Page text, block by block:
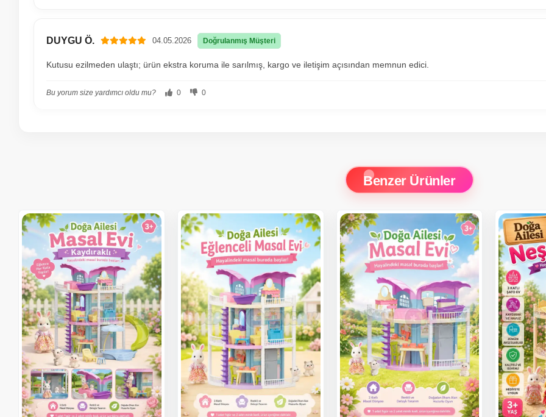
DUYGU Ö. 04.05.2026 Doğrulanmış Müşteri
Kutusu ezilmeden ulaştı; ürün ekstra koruma ile sarılmış, kargo ve iletişim açısından memnun edici.
Bu yorum size yardımcı oldu mu? 0 0
Benzer Ürünler